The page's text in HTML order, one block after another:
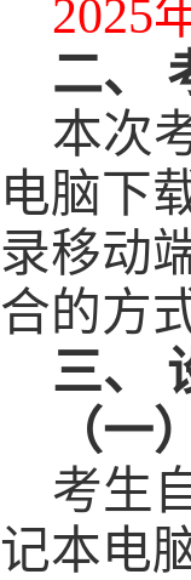
2025
二、
本次
电脑下
录移动
合的方
三、
（一
考生
记本电